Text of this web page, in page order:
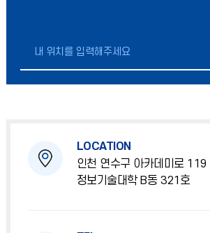
LOCATION
인천 연수구 아카데미로
정보기술대학 B동 321호